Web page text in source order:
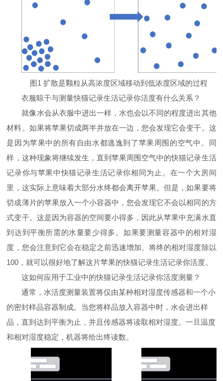
图1扩散是颗粒从高浓度区域移动到低浓度区域的过程
衣服晾干与测量快猫记录生活记录你活度有什么关系？
就像水会从衣服中进出一样，水也会以不同的程度进出其他
材料。如果将苹果切成两半并放在一边，您会发现它会变干。这
是因为苹果中的所有自由水都逃逸到了苹果周围的空气中。同
样，这种现象将继续发生，直到苹果周围空气中的快猫记录生活
记录你与苹果中快猫记录生活记录你相同为止。在一个大房间
里，这实际上意味着大部分水终都会离开苹果。但是，如果要将
切成薄片的苹果放入一个小容器中，您会发现它不会以相同的方
式变干。这是因为容器的空间要小得多，因此从苹果中充满水直
到达到平衡所需的水量要少得多。如果要测量容器中的相对湿
度，您会注意到它会在稳定之前迅速增加。将终的相对湿度除以
100 ，就可以很好地了解这片苹果的快猫记录生活记录你活度。
这如何应用于工业中的快猫记录生活记录你活度测量？
通常，水活度测量装置将仅由某种相对湿度传感器和一个小
的密封样品容器制成。当您将样品放入容器中时，水会进出样
品，直到达到平衡为止，并且传感器将读取相对湿度。一旦温度
和相对湿度稳定，机器将给出终读数。